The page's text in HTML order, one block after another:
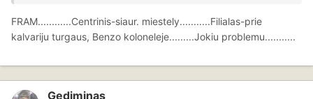
FRAM............Centrinis-siaur. miestely...........Filialas-prie
kalvariju turgaus, Benzo koloneleje.........Jokiu problemu...........
Gediminas